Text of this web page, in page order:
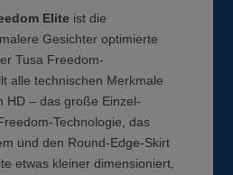
Elite ist die
Gesichter optimierte
Tusa Freedom-
alle technischen Merkmale
HD – das große Einzel-
Technologie, das
und den Round-Edge-Skirt
etwas kleiner dimensioniert,